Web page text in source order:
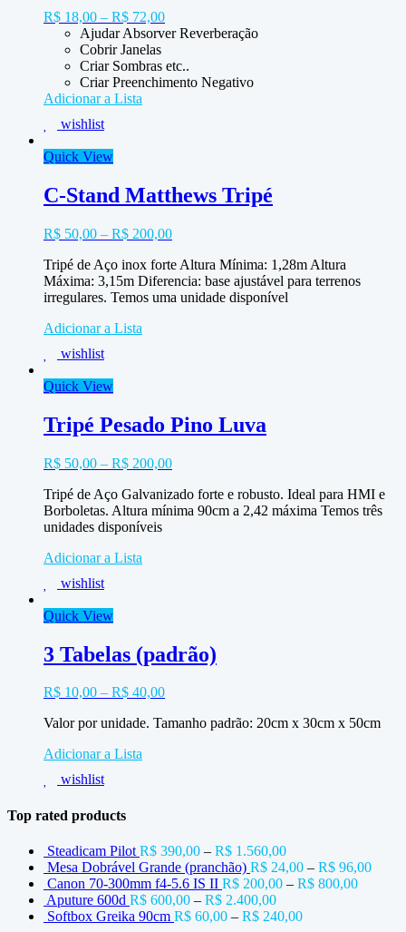
R$ 18,00 – R$ 72,00
Ajudar Absorver Reverberação
Cobrir Janelas
Criar Sombras etc..
Criar Preenchimento Negativo
Adicionar a Lista
wishlist
Quick View
C-Stand Matthews Tripé
R$ 50,00 – R$ 200,00
Tripé de Aço inox forte Altura Mínima: 1,28m Altura
Máxima: 3,15m Diferencia: base ajustável para terrenos
irregulares. Temos uma unidade disponível
Adicionar a Lista
wishlist
Quick View
Tripé Pesado Pino Luva
R$ 50,00 – R$ 200,00
Tripé de Aço Galvanizado forte e robusto. Ideal para HMI e
Borboletas. Altura mínima 90cm a 2,42 máxima Temos três
unidades disponíveis
Adicionar a Lista
wishlist
Quick View
3 Tabelas (padrão)
R$ 10,00 – R$ 40,00
Valor por unidade. Tamanho padrão: 20cm x 30cm x 50cm
Adicionar a Lista
wishlist
Top rated products
Steadicam Pilot R$ 390,00 – R$ 1.560,00
Mesa Dobrável Grande (pranchão) R$ 24,00 – R$ 96,00
Canon 70-300mm f4-5.6 IS II R$ 200,00 – R$ 800,00
Aputure 600d R$ 600,00 – R$ 2.400,00
Softbox Greika 90cm R$ 60,00 – R$ 240,00